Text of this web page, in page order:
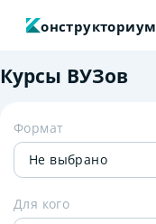
онструкториум
Курсы ВУЗов
Формат
Не выбрано
Для кого